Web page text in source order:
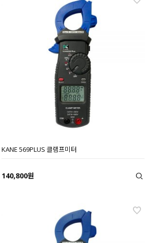
KANE 569PLUS 클램프미터
140,800원